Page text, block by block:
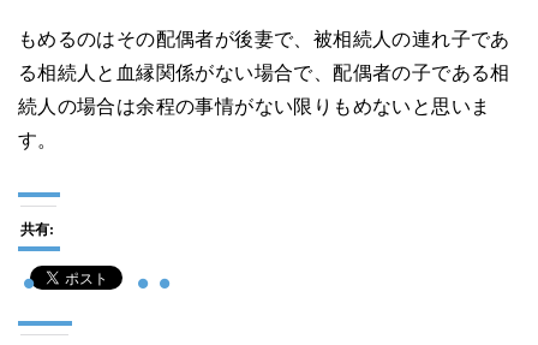
もめるのはその配偶者が後妻で、被相続人の連れ子であ
る相続人と血縁関係がない場合で、配偶者の子である相
続人の場合は余程の事情がない限りもめないと思いま
す。
共有: